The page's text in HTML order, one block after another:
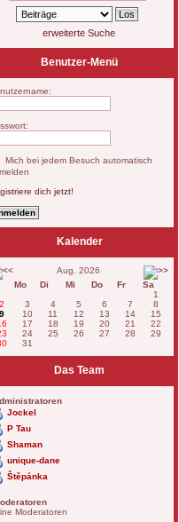
erweiterte Suche
Benutzer-Menü
Mich bei jedem Besuch automatisch
dich jetzt!
Kalender
Aug. 2026
Mo Di Mi Do Fr
Sa
1
2
3 4 5 6 7
8
9
10 11 12 13 14
15
17 18 19 20 21
22
24 25 26 27 28
29
31
Das Team
Jockel
P Tau
Shaman
unique-dane
Štěpánka
Moderatoren